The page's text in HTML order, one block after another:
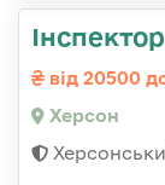
від 20500
Херсон